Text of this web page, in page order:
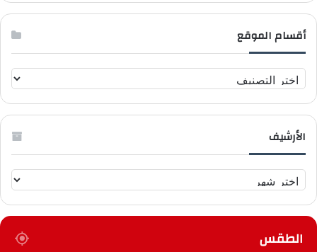
أقسام الموقع
ق
س
م
و
ق
الأرشيف
ل
أ
ش
الطقس